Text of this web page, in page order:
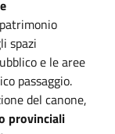
spazi
e le aree
passaggio.
del canone,
provinciali